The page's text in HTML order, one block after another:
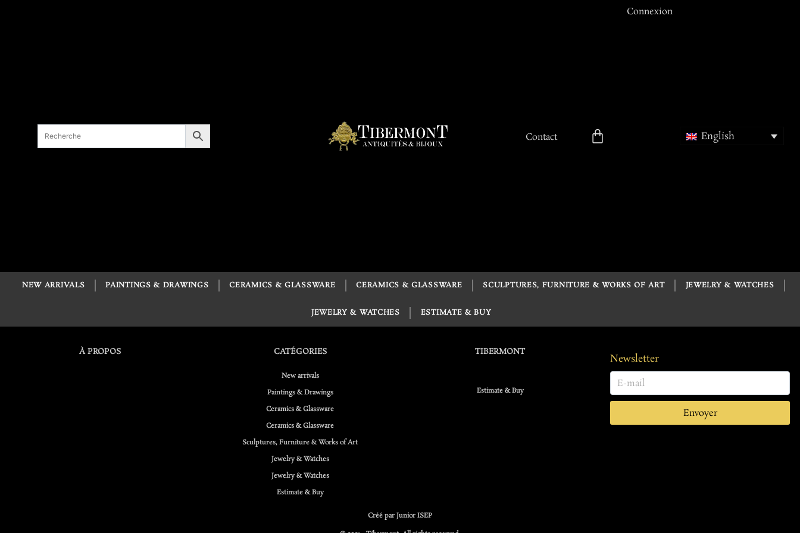
Contact
Connexion
Se souvenir de moiEnglish
NEW ARRIVALS PAINTINGS & DRAWINGS CERAMICS & GLASSWARE CERAMICS & GLASSWARE SCULPTURES, FURNITURE & WORKS OF ART JEWELRY & WATCHES
JEWELRY & WATCHES ESTIMATE & BUY
À PROPOS CATÉGORIES
New arrivals
Paintings & Drawings
Ceramics & Glassware
Ceramics & Glassware
Sculptures, Furniture & Works of Art
Jewelry & Watches
Jewelry & Watches
Estimate & Buy
TIBERMONT
Estimate & Buy
Newsletter
Envoyer
Créé par Junior ISEP